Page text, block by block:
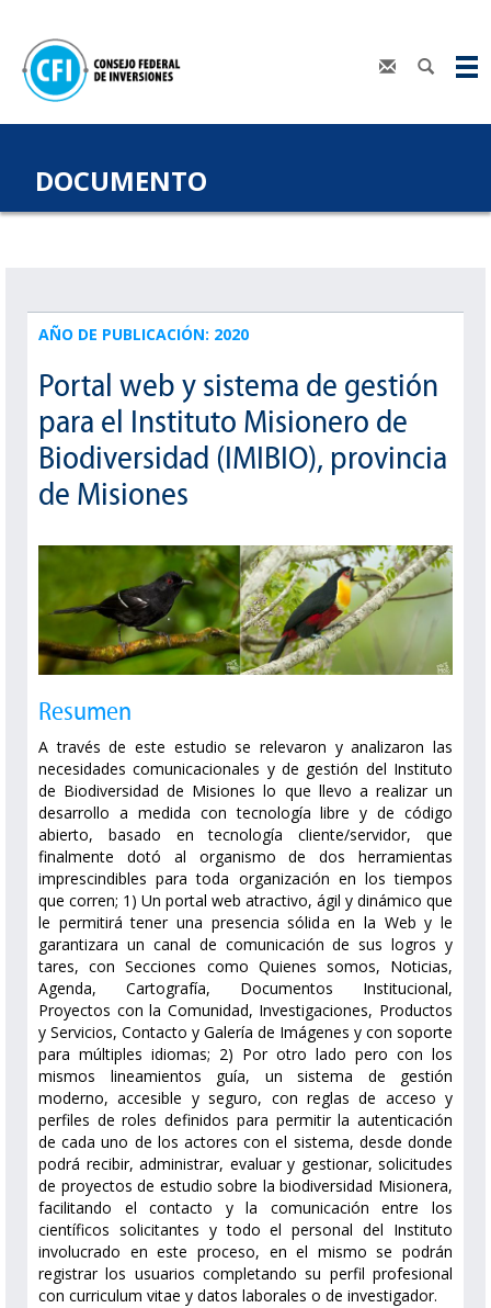
DOCUMENTO
AÑO DE PUBLICACIÓN: 2020
Portal web y sistema de gestión
para el Instituto Misionero de
Biodiversidad (IMIBIO), provincia
de Misiones
Resumen
A través de este estudio se relevaron y analizaron las
necesidades comunicacionales y de gestión del Instituto
de Biodiversidad de Misiones lo que llevo a realizar un
desarrollo a medida con tecnología libre y de código
abierto, basado en tecnología cliente/servidor, que
finalmente dotó al organismo de dos herramientas
imprescindibles para toda organización en los tiempos
que corren; 1) Un portal web atractivo, ágil y dinámico que
le permitirá tener una presencia sólida en la Web y le
garantizara un canal de comunicación de sus logros y
tares, con Secciones como Quienes somos, Noticias,
Agenda, Cartografía, Documentos Institucional,
Proyectos con la Comunidad, Investigaciones, Productos
y Servicios, Contacto y Galería de Imágenes y con soporte
para múltiples idiomas; 2) Por otro lado pero con los
mismos lineamientos guía, un sistema de gestión
moderno, accesible y seguro, con reglas de acceso y
perfiles de roles definidos para permitir la autenticación
de cada uno de los actores con el sistema, desde donde
podrá recibir, administrar, evaluar y gestionar, solicitudes
de proyectos de estudio sobre la biodiversidad Misionera,
facilitando el contacto y la comunicación entre los
científicos solicitantes y todo el personal del Instituto
involucrado en este proceso, en el mismo se podrán
registrar los usuarios completando su perfil profesional
con curriculum vitae y datos laborales o de investigador.